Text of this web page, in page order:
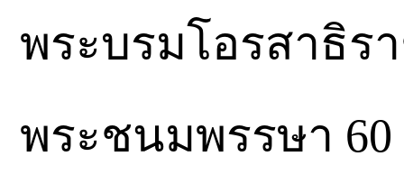
พระบรมโอรสาธิร
พระชนมพรรษา 60